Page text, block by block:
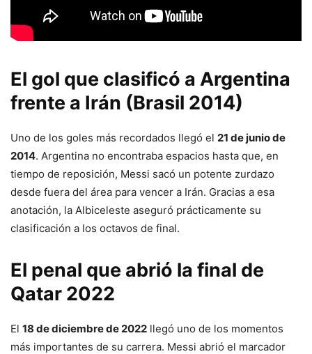
El gol que clasificó a Argentina
frente a Irán (Brasil 2014)
Uno de los goles más recordados llegó el 21 de junio de
2014. Argentina no encontraba espacios hasta que, en
tiempo de reposición, Messi sacó un potente zurdazo
desde fuera del área para vencer a Irán. Gracias a esa
anotación, la Albiceleste aseguró prácticamente su
clasificación a los octavos de final.
El penal que abrió la final de
Qatar 2022
El 18 de diciembre de 2022 llegó uno de los momentos
más importantes de su carrera. Messi abrió el marcador